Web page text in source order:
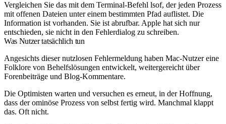
Vergleichen Sie das mit dem Terminal-Befehl lsof, der jeden Prozess
mit offenen Dateien unter einem bestimmten Pfad auflistet. Die
Information ist vorhanden. Sie ist abrufbar. Apple hat sich nur
entschieden, sie nicht in den Fehlerdialog zu schreiben.
Was Nutzer tatsächlich tun
Angesichts dieser nutzlosen Fehlermeldung haben Mac-Nutzer eine
Folklore von Behelfslösungen entwickelt, weitergereicht über
Forenbeiträge und Blog-Kommentare.
Die Optimisten warten und versuchen es erneut, in der Hoffnung,
dass der ominöse Prozess von selbst fertig wird. Manchmal klappt
das. Oft nicht.